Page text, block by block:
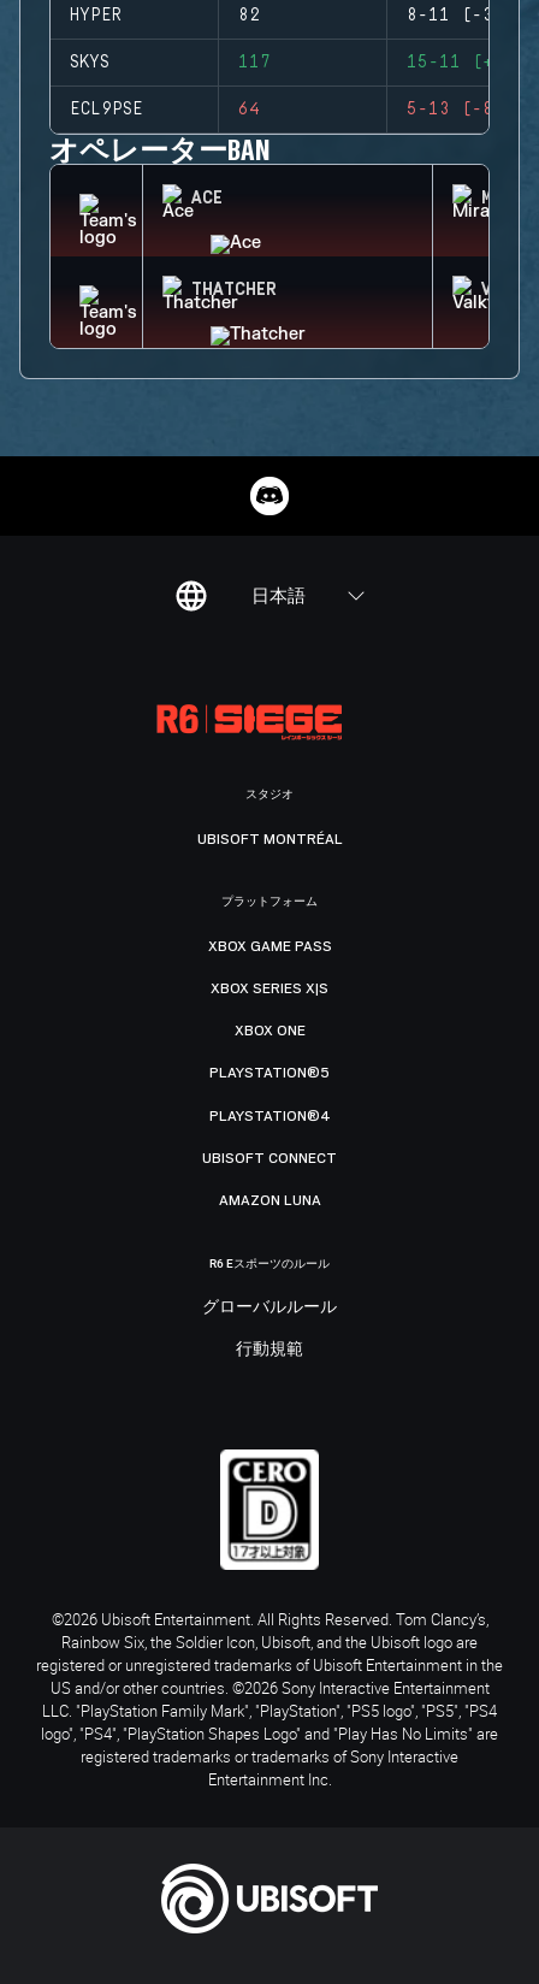
HYPER 82 8-11 (-3)
SKYS 117 15-11 (+4)
ECL9PSE 64 5-13 (-8)
オペレーターBAN
ACE MIRA
THATCHER
日本語
スタジオ
UBISOFT MONTRÉAL
プラットフォーム
XBOX GAME PASS
XBOX SERIES X|S
XBOX ONE
PLAYSTATION®5
PLAYSTATION®4
UBISOFT CONNECT
AMAZON LUNA
R6 Eスポーツのルール
グローバルルール
行動規範
©2026 Ubisoft Entertainment. All Rights Reserved. Tom Clancy’s,
Rainbow Six, the Soldier Icon, Ubisoft, and the Ubisoft logo are
registered or unregistered trademarks of Ubisoft Entertainment in the
US and/or other countries. ©2026 Sony Interactive Entertainment
LLC. "PlayStation Family Mark", "PlayStation", "PS5 logo", "PS5", "PS4
logo", "PS4", "PlayStation Shapes Logo" and "Play Has No Limits" are
registered trademarks or trademarks of Sony Interactive
Entertainment Inc.